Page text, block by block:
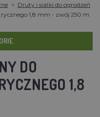
Druty i siatki do ogrodzeń
1,8 mm - zwój 250 m
DO
1,8